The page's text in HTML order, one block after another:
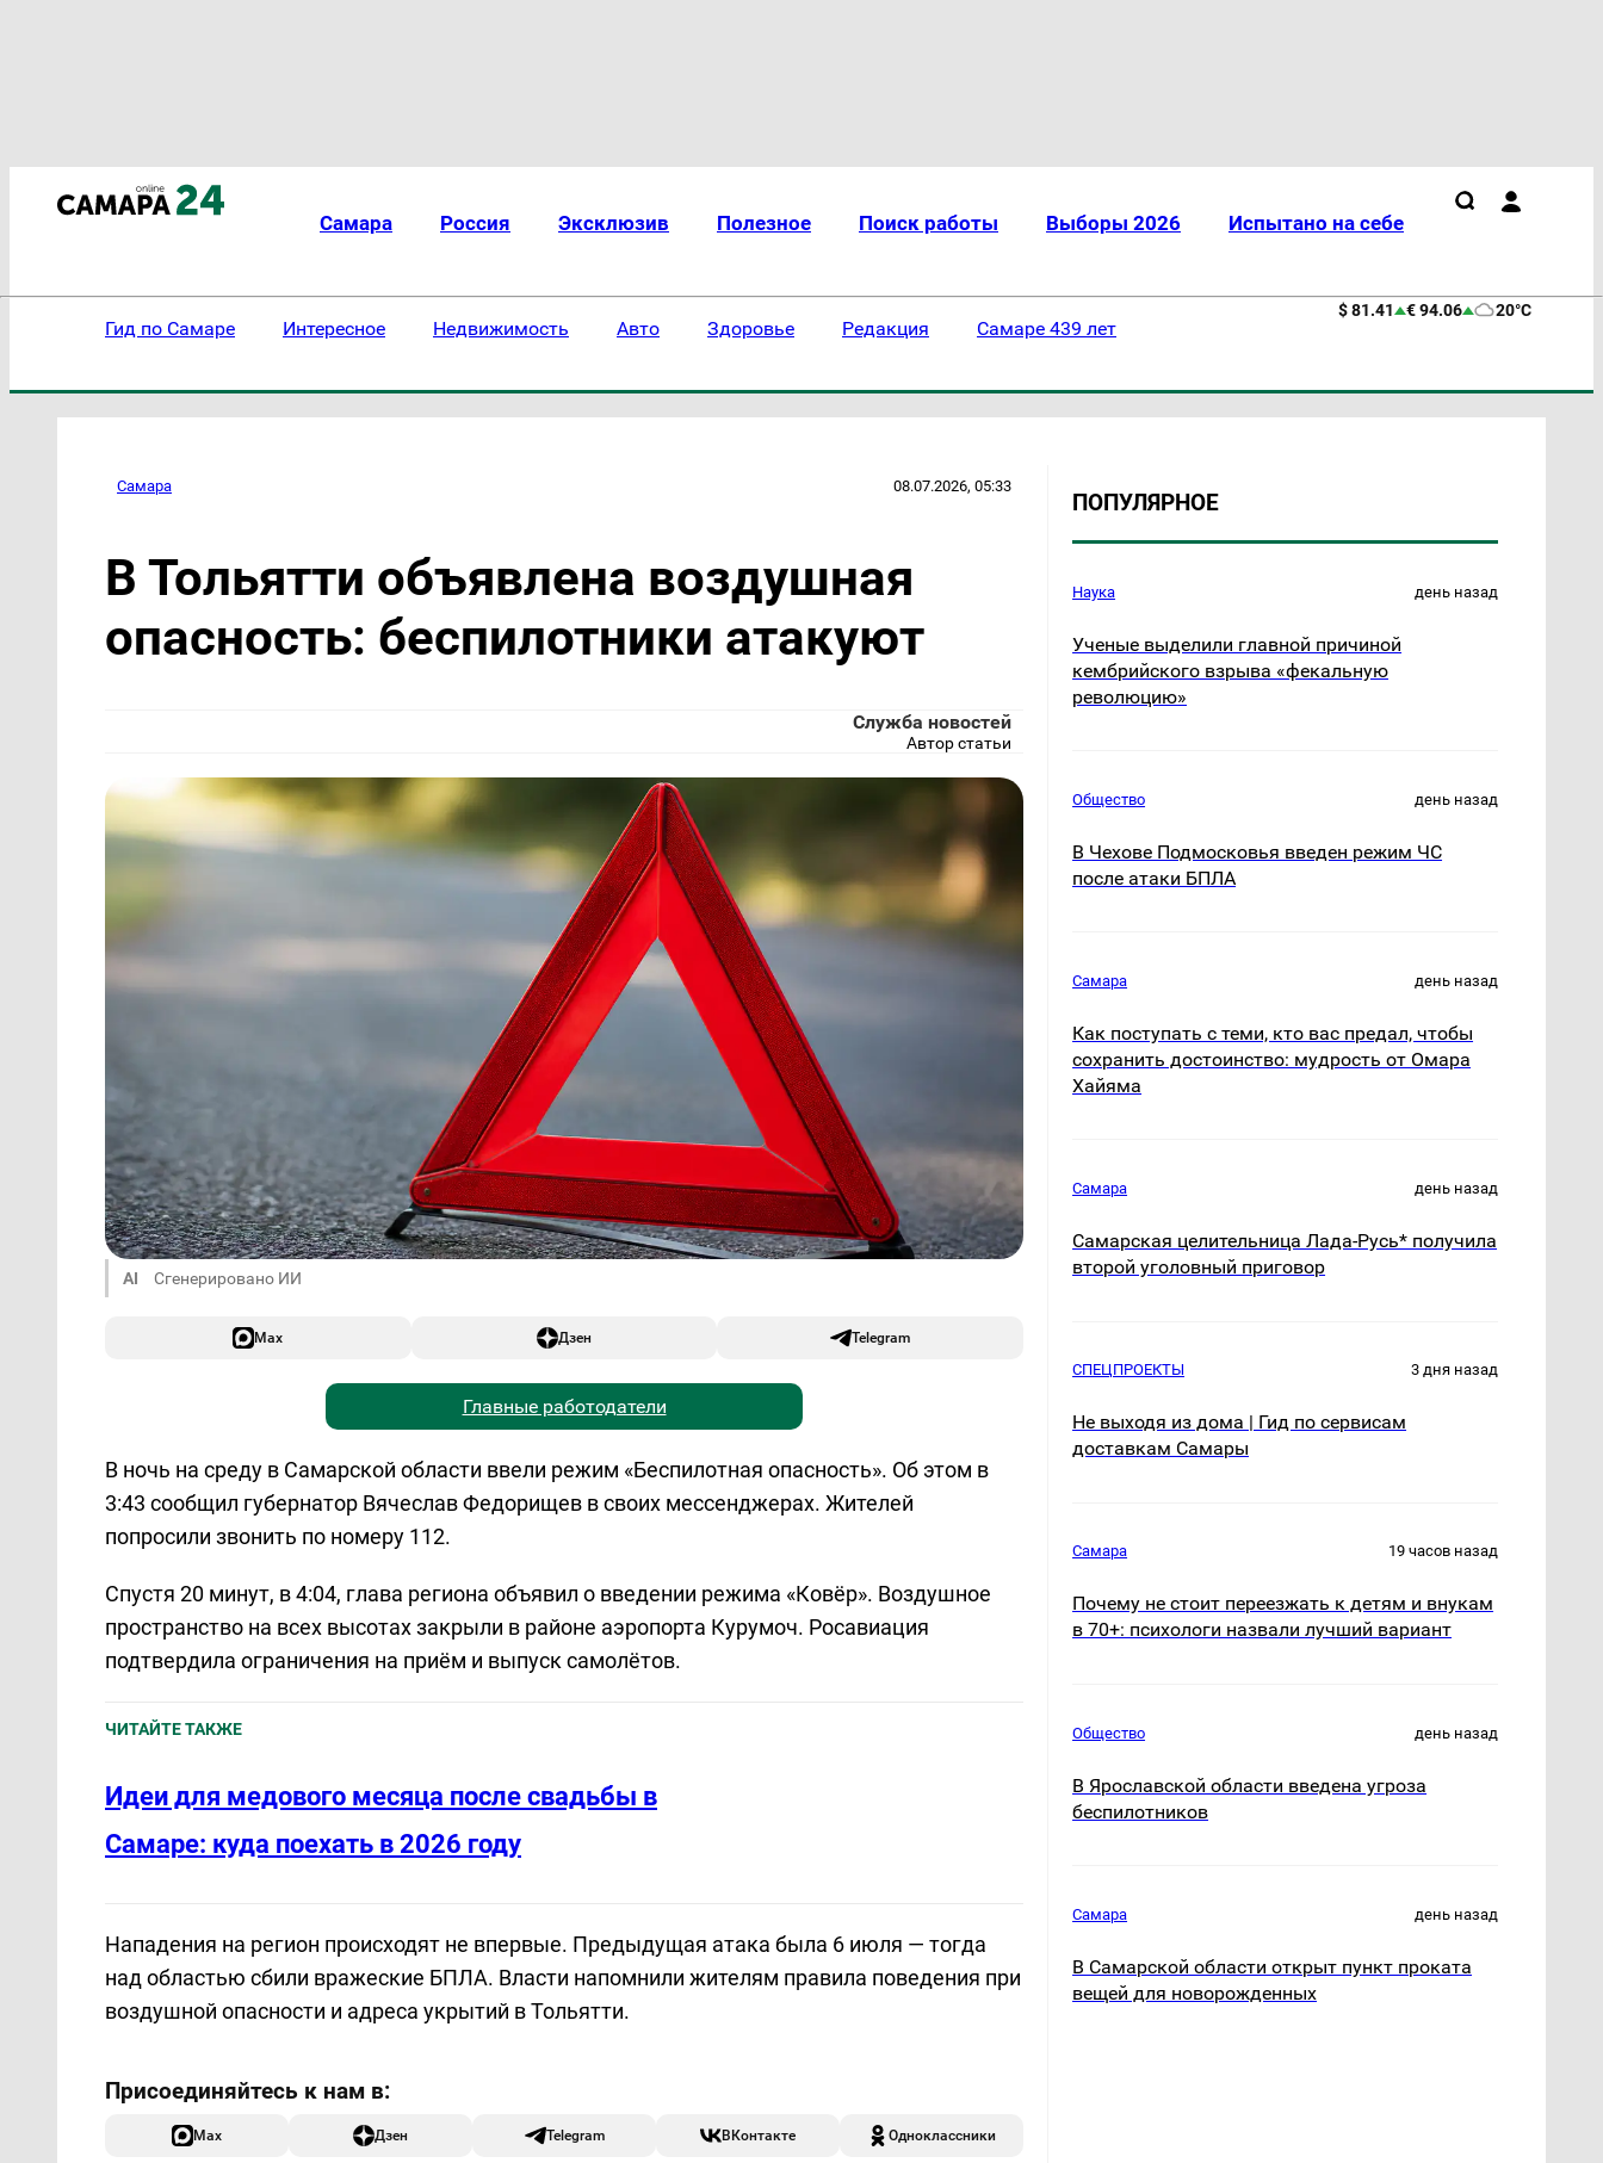
Самара Россия Эксклюзив Полезное Поиск работы Выборы 2026 Испытано на себе
Гид по Самаре Интересное Недвижимость Авто Здоровье Редакция Самаре 439 лет
$ 81.41 € 94.06 20°C
Самара 08.07.2026, 05:33
В Тольятти объявлена воздушная
опасность: беспилотники атакуют
Служба новостей
Автор статьи
AI Сгенерировано ИИ
Max Дзен Telegram
Главные работодатели
В ночь на среду в Самарской области ввели режим «Беспилотная опасность». Об этом в
3:43 сообщил губернатор Вячеслав Федорищев в своих мессенджерах. Жителей
попросили звонить по номеру 112.
Спустя 20 минут, в 4:04, глава региона объявил о введении режима «Ковёр». Воздушное
пространство на всех высотах закрыли в районе аэропорта Курумоч. Росавиация
подтвердила ограничения на приём и выпуск самолётов.
ЧИТАЙТЕ ТАКЖЕ
Идеи для медового месяца после свадьбы в
Самаре: куда поехать в 2026 году
Нападения на регион происходят не впервые. Предыдущая атака была 6 июля — тогда
над областью сбили вражеские БПЛА. Власти напомнили жителям правила поведения при
воздушной опасности и адреса укрытий в Тольятти.
Max Дзен Telegram ВКонтакте Одноклассники
ПОПУЛЯРНОЕ
Наука день назад
Ученые выделили главной причиной
кембрийского взрыва «фекальную
революцию»
Общество день назад
В Чехове Подмосковья введен режим ЧС
после атаки БПЛА
Самара день назад
Как поступать с теми, кто вас предал, чтобы
сохранить достоинство: мудрость от Омара
Хайяма
Самара день назад
Самарская целительница Лада-Русь* получила
второй уголовный приговор
СПЕЦПРОЕКТЫ 3 дня назад
Не выходя из дома | Гид по сервисам
доставкам Самары
Самара 19 часов назад
Почему не стоит переезжать к детям и внукам
в 70+: психологи назвали лучший вариант
Общество день назад
В Ярославской области введена угроза
беспилотников
Самара день назад
В Самарской области открыт пункт проката
вещей для новорожденных